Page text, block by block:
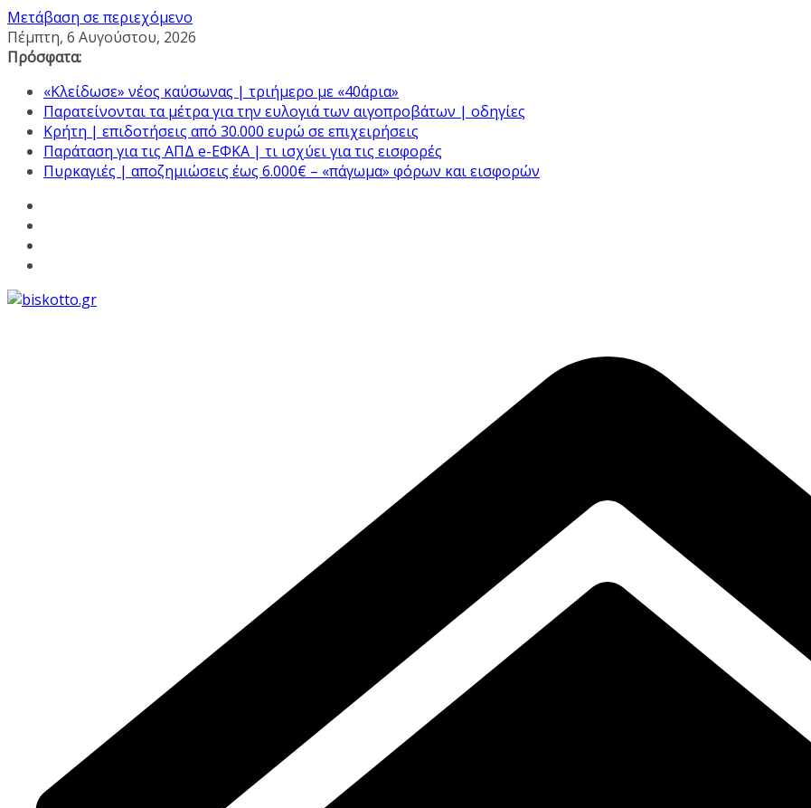
Μετάβαση σε περιεχόμενο
Πέμπτη, 6 Αυγούστου, 2026
Πρόσφατα:
«Κλείδωσε» νέος καύσωνας | τριήμερο με «40άρια»
Παρατείνονται τα μέτρα για την ευλογιά των αιγοπροβάτων | οδηγίες
Κρήτη | επιδοτήσεις από 30.000 ευρώ σε επιχειρήσεις
Παράταση για τις ΑΠΔ e-ΕΦΚΑ | τι ισχύει για τις εισφορές
Πυρκαγιές | αποζημιώσεις έως 6.000€ – «πάγωμα» φόρων και εισφορών